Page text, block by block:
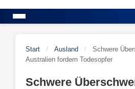
Start / Ausland /
Schwere
Australien fordern Todesopfer
Schwere